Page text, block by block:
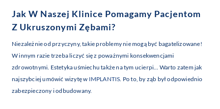
Jak W Naszej Klinice Pomagamy Pacjentom
Z Ukruszonymi Zębami?
Niezależnie od przyczyny, takie problemy nie mogą być bagatelizowane!
W innym razie trzeba liczyć się z poważnymi konsekwencjami
zdrowotnymi. Estetyka uśmiechu także na tym ucierpi… Warto zatem jak
najszybciej umówić wizytę w IMPLANTIS. Po to, by ząb był odpowiednio
zabezpieczony i odbudowany.